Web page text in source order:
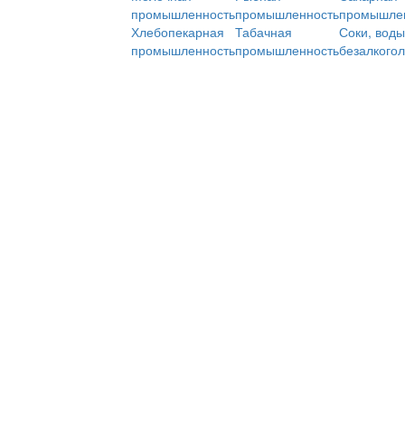
промышленностьпромышленность
Хлебопекарная
промышленность
Табачная
промышленность
Соки,